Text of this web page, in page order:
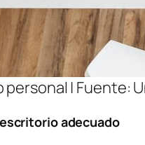
| Fuente:
adecuado